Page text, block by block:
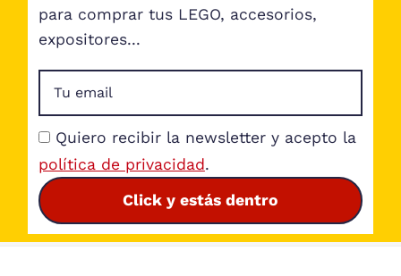
para comprar tus LEGO, accesorios,
expositores...
Quiero recibir la newsletter y acepto la
política de privacidad.
Click y estás dentro